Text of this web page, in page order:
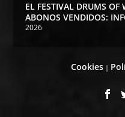
EL FESTIVAL DRUMS
ABONOS VENDIDOS:
2026
Cookies|